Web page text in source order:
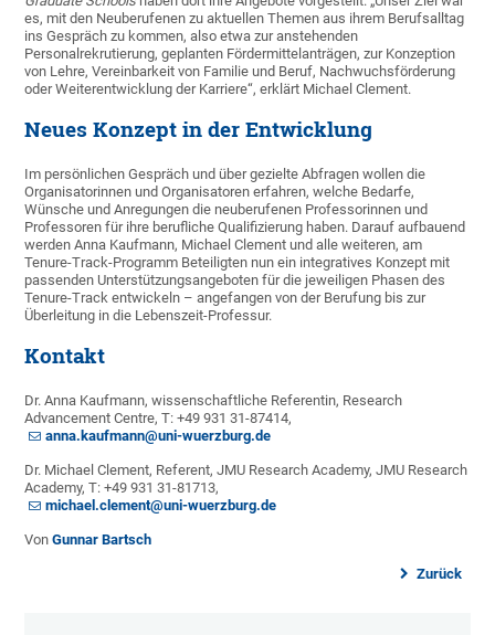
es, mit den Neuberufenen zu aktuellen Themen aus ihrem Berufsalltag
ins Gespräch zu kommen, also etwa zur anstehenden
Personalrekrutierung, geplanten Fördermittelanträgen, zur Konzeption
von Lehre, Vereinbarkeit von Familie und Beruf, Nachwuchsförderung
oder Weiterentwicklung der Karriere“, erklärt Michael Clement.
Neues Konzept in der Entwicklung
Im persönlichen Gespräch und über gezielte Abfragen wollen die
Organisatorinnen und Organisatoren erfahren, welche Bedarfe,
Wünsche und Anregungen die neuberufenen Professorinnen und
Professoren für ihre berufliche Qualifizierung haben. Darauf aufbauend
werden Anna Kaufmann, Michael Clement und alle weiteren, am
Tenure-Track-Programm Beteiligten nun ein integratives Konzept mit
passenden Unterstützungsangeboten für die jeweiligen Phasen des
Tenure-Track entwickeln – angefangen von der Berufung bis zur
Überleitung in die Lebenszeit-Professur.
Kontakt
Dr. Anna Kaufmann, wissenschaftliche Referentin, Research
Advancement Centre, T: +49 931 31-87414,
anna.kaufmann@uni-wuerzburg.de
Dr. Michael Clement, Referent, JMU Research Academy, JMU Research
Academy, T: +49 931 31-81713,
michael.clement@uni-wuerzburg.de
VonGunnar Bartsch
Zurück